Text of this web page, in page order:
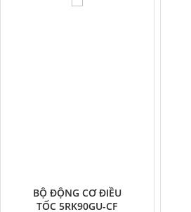
BỘ ĐỘNG CƠ ĐIỀU
TỐC 5RK90GU-CF